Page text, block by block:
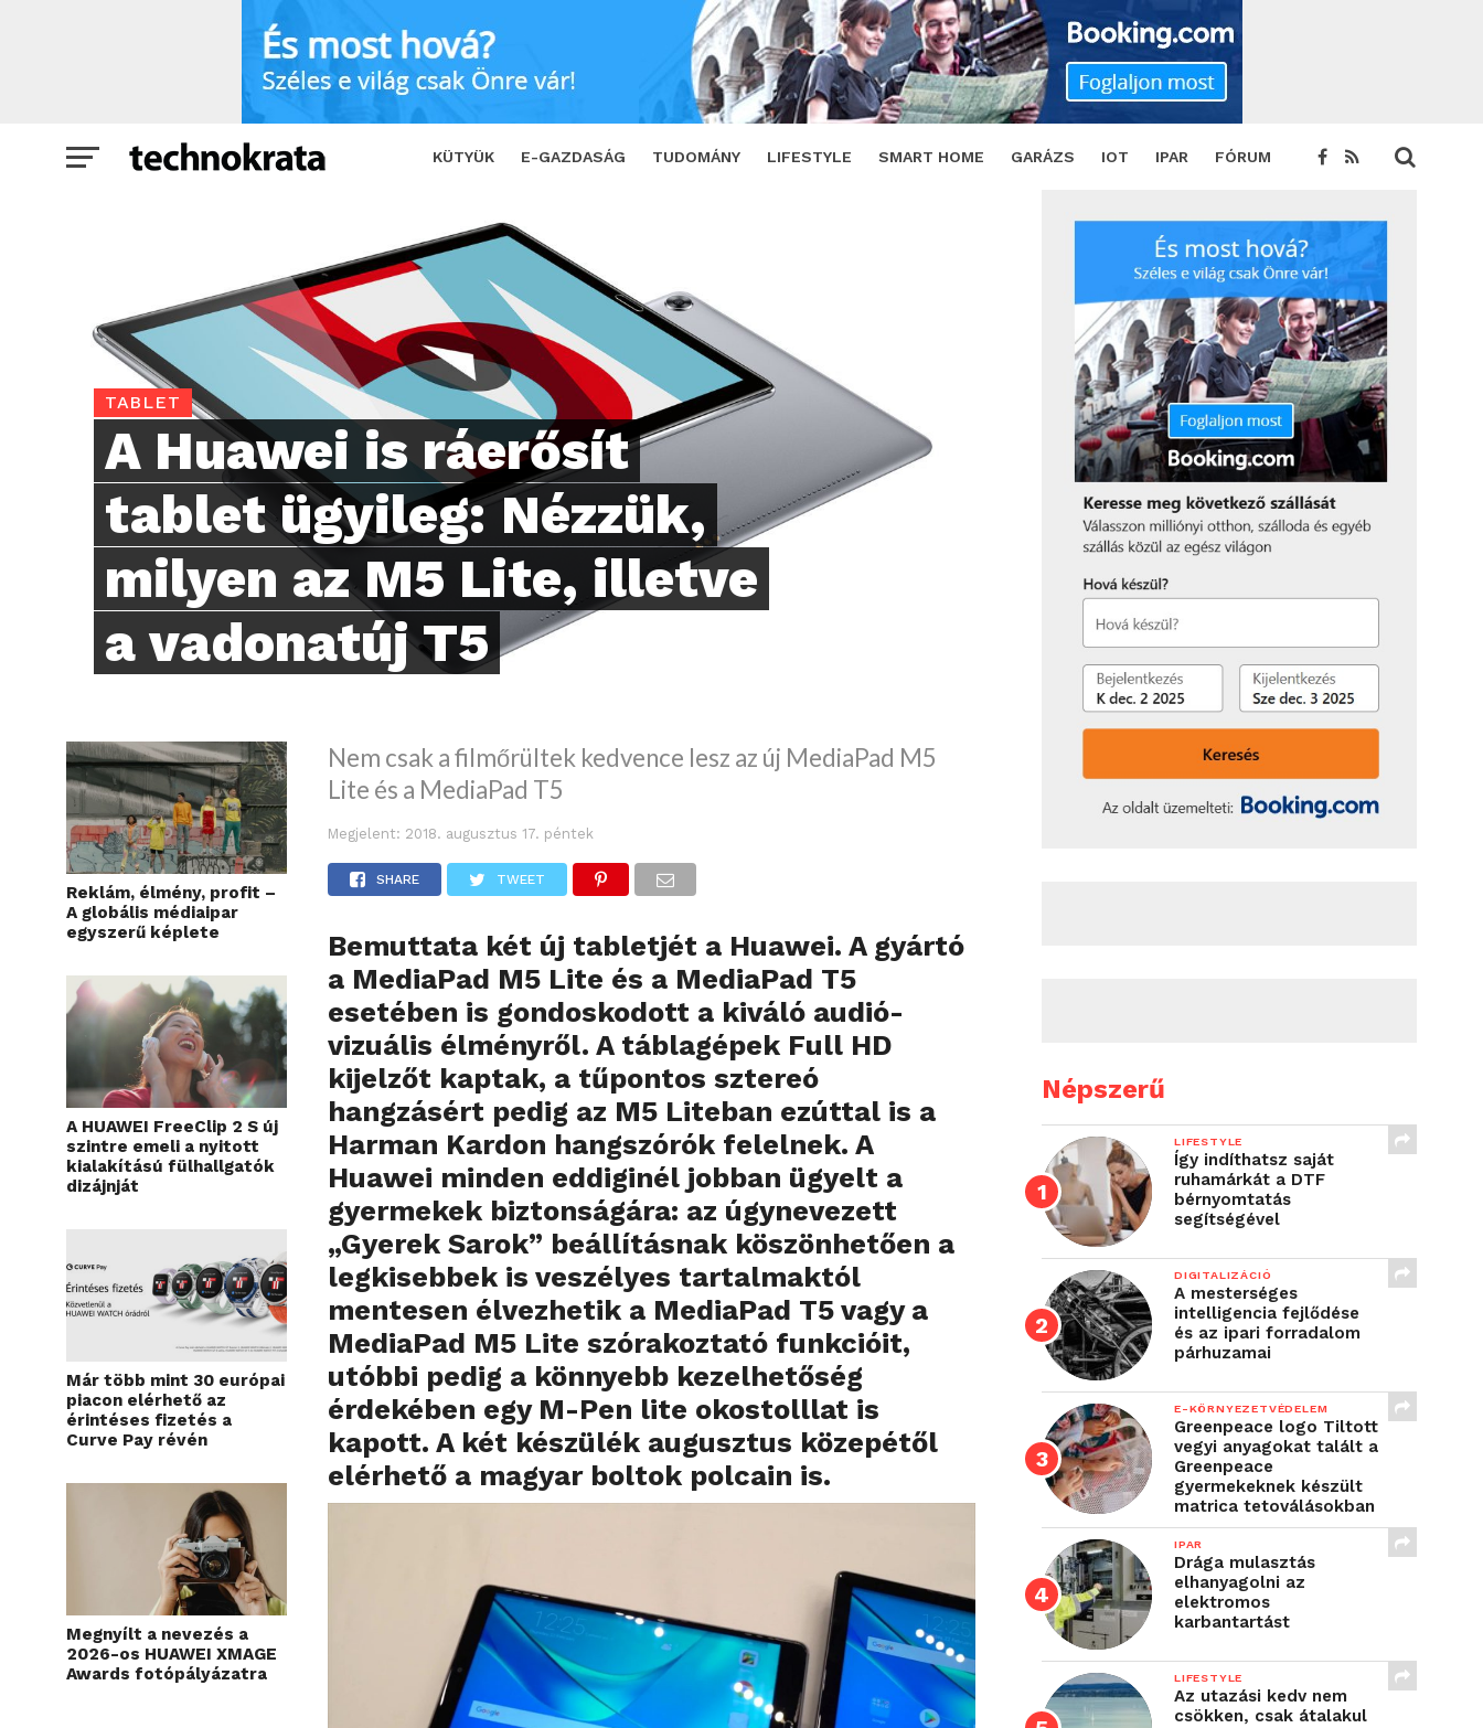
KÜTYÜK E-GAZDASÁG TUDOMÁNY LIFESTYLE SMART HOME GARÁZS IOT IPAR FÓRUM
A Huawei is ráerősít tablet ügyileg: Nézzük, milyen az M5 Lite, illetve a vadonatúj T5 SHARE TWEET
TABLET
A Huawei is ráerősít
tablet ügyileg: Nézzük,
milyen az M5 Lite, illetve
a vadonatúj T5
Reklám, élmény, profit –
A globális médiaipar
egyszerű képlete
A HUAWEI FreeClip 2 S új
szintre emeli a nyitott
kialakítású fülhallgatók
dizájnját
Már több mint 30 európai
piacon elérhető az
érintéses fizetés a
Curve Pay révén
Megnyílt a nevezés a
2026-os HUAWEI XMAGE
Awards fotópályázatra
Nem csak a filmőrültek kedvence lesz az új MediaPad M5
Lite és a MediaPad T5
Megjelent: 2018. augusztus 17. péntek
SHARE TWEET
Bemuttata két új tabletjét a Huawei. A gyártó
a MediaPad M5 Lite és a MediaPad T5
esetében is gondoskodott a kiváló audió-
vizuális élményről. A táblagépek Full HD
kijelzőt kaptak, a tűpontos sztereó
hangzásért pedig az M5 Liteban ezúttal is a
Harman Kardon hangszórók felelnek. A
Huawei minden eddiginél jobban ügyelt a
gyermekek biztonságára: az úgynevezett
„Gyerek Sarok” beállításnak köszönhetően a
legkisebbek is veszélyes tartalmaktól
mentesen élvezhetik a MediaPad T5 vagy a
MediaPad M5 Lite szórakoztató funkcióit,
utóbbi pedig a könnyebb kezelhetőség
érdekében egy M-Pen lite okostolllat is
kapott. A két készülék augusztus közepétől
elérhető a magyar boltok polcain is.
Népszerű
LIFESTYLE
Így indíthatsz saját
ruhamárkát a DTF
bérnyomtatás
segítségével
DIGITALIZÁCIÓ
A mesterséges
intelligencia fejlődése
és az ipari forradalom
párhuzamai
E-KÖRNYEZETVÉDELEM
Greenpeace logo Tiltott
vegyi anyagokat talált a
Greenpeace
gyermekeknek készült
matrica tetoválásokban
IPAR
Drága mulasztás
elhanyagolni az
elektromos
karbantartást
LIFESTYLE
Az utazási kedv nem
csökken, csak átalakul